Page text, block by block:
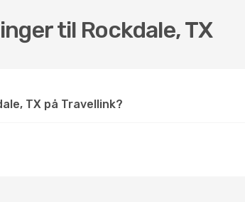
til Rockdale, TX
TX på Travellink?